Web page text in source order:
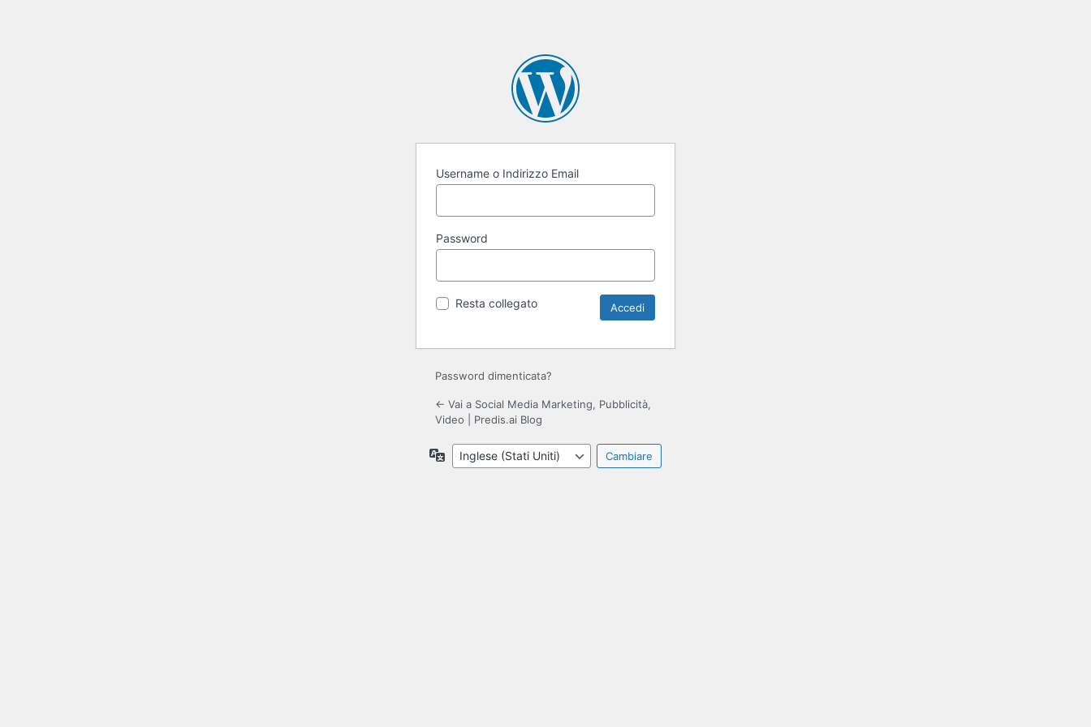
Username o Indirizzo Email
Password
Resta collegato
Password dimenticata?
← Vai a Social Media Marketing, Pubblicità,
Video | Predis.ai Blog
Lingue
disponibili